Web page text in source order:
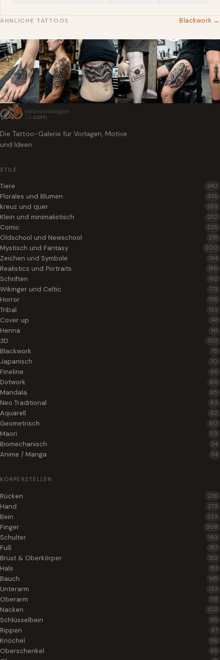
ÄHNLICHE TATTOOS Blackwork →
Die Tattoo-Galerie für Vorlagen, Motive
und Ideen.
STILE
Tiere 340
Florales und Blumen 335
kreuz und quer 283
Klein und minimalistisch 252
Comic 225
Oldschool und Newschool 215
Mystisch und Fantasy 200
Zeichen und Symbole 194
Realistics und Portraits 186
Schriften 182
Wikinger und Celtic 173
Horror 158
Tribal 153
Cover up 141
Henna 141
3D 102
Blackwork 75
Japanisch 70
Fineline 68
Dotwork 66
Mandala 65
Neo Traditional 63
Aquarell 62
Geometrisch 60
Maori 59
Biomechanisch 54
Anime / Manga 54
KÖRPERSTELLEN
Rücken 276
Hand 273
Bein 223
Finger 208
Schulter 193
Fuß 157
Brust & Oberkörper 152
Hals 151
Bauch 145
Unterarm 133
Oberarm 118
Nacken 102
Schlüsselbein 95
Rippen 87
Knöchel 86
Oberschenkel 85